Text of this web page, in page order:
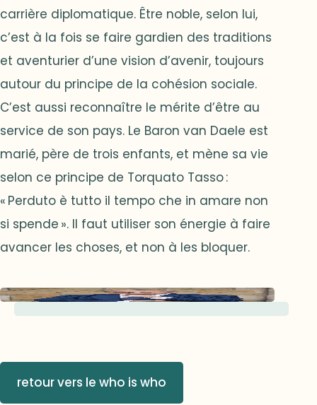
carrière diplomatique. Être noble, selon lui,
c’est à la fois se faire gardien des traditions
et aventurier d’une vision d’avenir, toujours
autour du principe de la cohésion sociale.
C’est aussi reconnaître le mérite d’être au
service de son pays. Le Baron van Daele est
marié, père de trois enfants, et mène sa vie
selon ce principe de Torquato Tasso :
« Perduto è tutto il tempo che in amare non
si spende ». Il faut utiliser son énergie à faire
avancer les choses, et non à les bloquer.
retour vers le who is who